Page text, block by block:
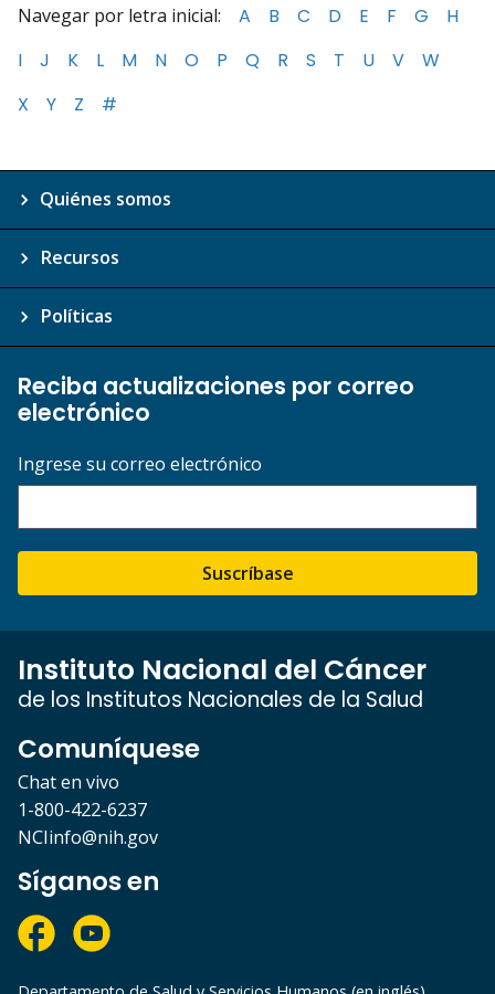
Navegar por letra inicial: A B C D E F G
H
I
J K L M N O P Q R S T U V
W
X
Y Z #
Quiénes somos
Recursos
Políticas
Reciba actualizaciones por correo
electrónico
Ingrese su correo electrónico
Suscríbase
Instituto Nacional del Cáncer
de los Institutos Nacionales de la Salud
Comuníquese
Chat en vivo
1-800-422-6237
NCIinfo@nih.gov
Síganos en